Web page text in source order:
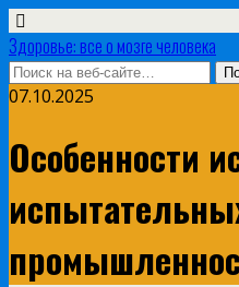
Здоровье: все о мозге человека
07.10.2025
Особенности